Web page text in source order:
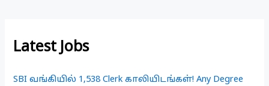
Latest Jobs
SBI வங்கியில் 1,538 Clerk காலியிடங்கள்! Any Degree